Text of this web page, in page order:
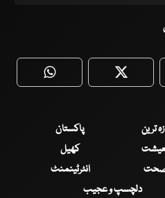
WhatsApp Twitter
ترین
پاکستان
کھیل
انٹرٹینمنٹ
دلچسپ و عجیب